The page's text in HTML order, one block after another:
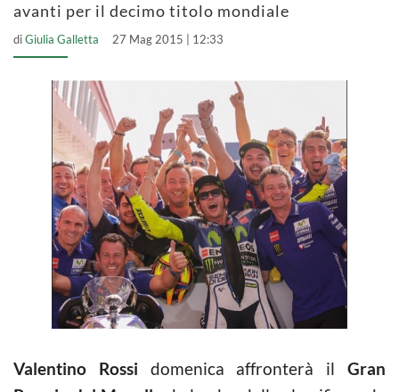
avanti per il decimo titolo mondiale
diGiulia Galletta 27 Mag 2015 | 12:33
Valentino Rossi domenica affronterà ilGran